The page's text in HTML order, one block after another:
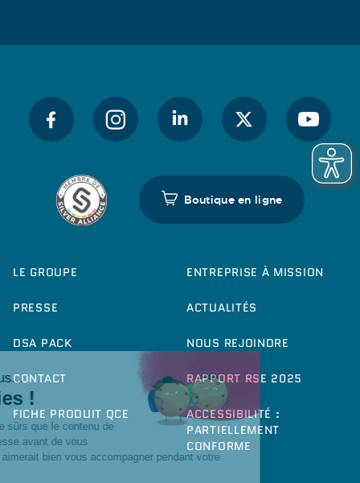
Boutique en ligne
LE GROUPE ENTREPRISE À MISSION
PRESSE ACTUALITÉS
DSA PACK NOUS REJOINDRE
CONTACT RAPPORT RSE 2025
FICHE PRODUIT QCE
ACCESSIBILITÉ :
PARTIELLEMENT
CONFORME